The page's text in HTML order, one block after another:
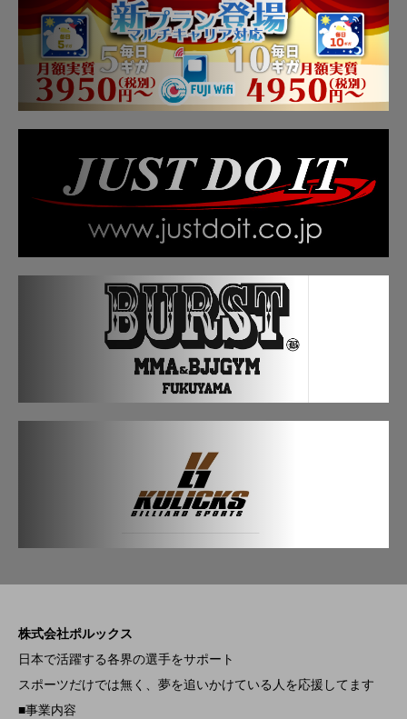
株式会社ポルックス
日本で活躍する各界の選手をサポート
スポーツだけでは無く、夢を追いかけている人を応援してます
■事業内容